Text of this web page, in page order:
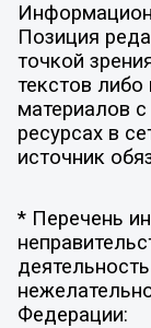
Позиция
точкой
текстов
материалов
ресурсах в
источник
* Перечень
Федерации: